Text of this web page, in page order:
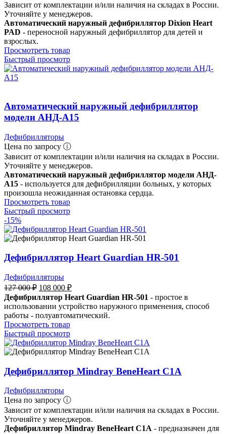
Зависит от комплектации и/или наличия на складах в России.
Уточняйте у менеджеров.
Автоматический наружный дефибриллятор Dixion Heart
PAD - переносной наружный дефибриллятор для детей и
взрослых.
Просмотреть товар
Быстрый просмотр
Автоматический наружный дефибриллятор
модели АНД-А15
Дефибрилляторы
Цена по запросу ⓘ
Зависит от комплектации и/или наличия на складах в России.
Уточняйте у менеджеров.
Автоматический наружный дефибриллятор модели АНД-
А15 - используется для дефибрилляции больных, у которых
произошла неожиданная остановка сердца.
Просмотреть товар
Быстрый просмотр
-15%
Дефибриллятор Heart Guardian HR-501
Дефибрилляторы
127 000₽ 108 000 ₽
Дефибриллятор Heart Guardian HR-501 - простое в
использовании устройство наружного применения, способ
работы - полуавтоматический.
Просмотреть товар
Быстрый просмотр
Дефибриллятор Mindray BeneHeart C1A
Дефибрилляторы
Цена по запросу ⓘ
Зависит от комплектации и/или наличия на складах в России.
Уточняйте у менеджеров.
Дефибриллятор Mindray BeneHeart C1A - предназначен для